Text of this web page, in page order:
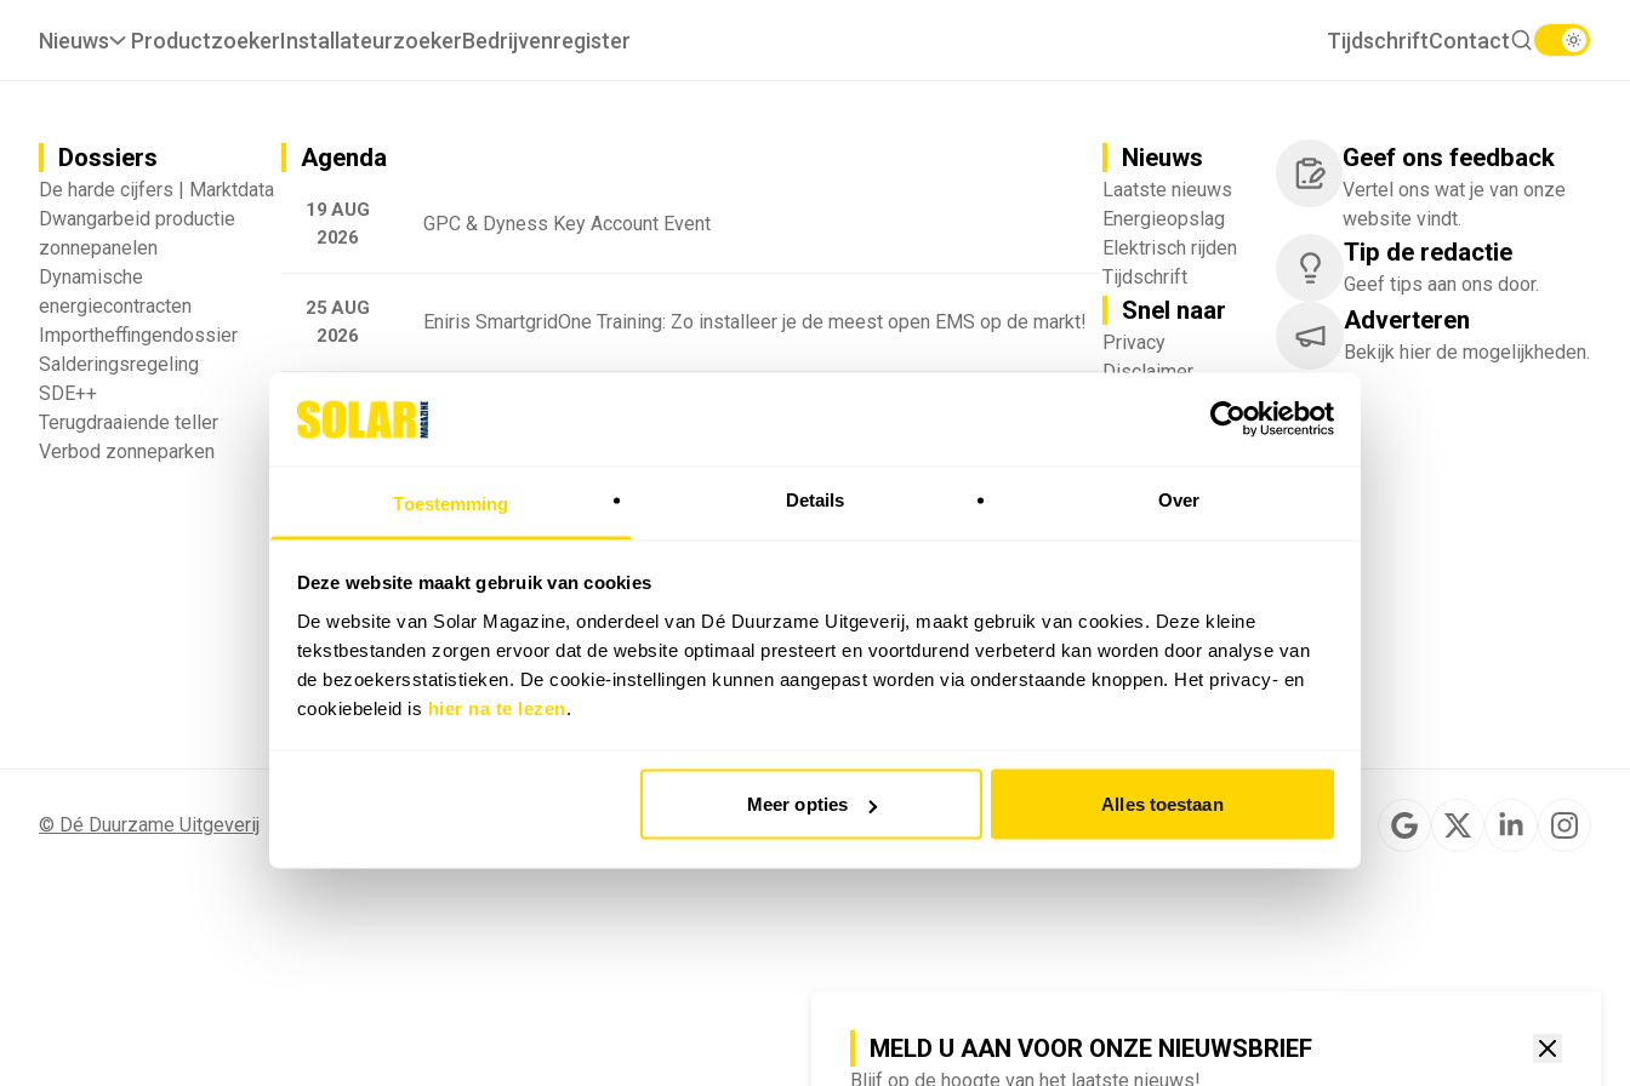
Toestemming Details Over
Deze website maakt gebruik van cookies
De website van Solar Magazine, onderdeel van Dé Duurzame Uitgeverij, maakt gebruik van cookies. Deze kleine
tekstbestanden zorgen ervoor dat de website optimaal presteert en voortdurend verbeterd kan worden door analyse van
de bezoekersstatistieken. De cookie-instellingen kunnen aangepast worden via onderstaande knoppen. Het privacy- en
cookiebeleid is hier na te lezen.
Meer opties Alles toestaan
MELD U AAN VOOR ONZE NIEUWSBRIEF
Blijf op de hoogte van het laatste nieuws!
Nieuws ProductzoekerInstallateurzoekerBedrijvenregister TijdschriftContact
Dossiers
De harde cijfers | Marktdata
Dwangarbeid productie
zonnepanelen
Dynamische
energiecontracten
Importheffingendossier
Salderingsregeling
SDE++
Terugdraaiende teller
Verbod zonneparken
Agenda
19 AUG
2026
GPC & Dyness Key Account Event
25 AUG
2026
Eniris SmartgridOne Training: Zo installeer je de meest open EMS op de markt!
25 AUG
2026
Sigenergy Training - Residentieel
2026
Webinar: Toekomstige batterijprofielen: hoe netbeheerders proberen
batterijgedrag in 2035 te voorspellen
2026
Sunergy Academy | SlimmeRik on Tour
Nieuws
Laatste nieuws
Energieopslag
Elektrisch rijden
Tijdschrift
Snel naar
Privacy
Disclaimer
Vacatures
English
Geef ons feedback
Vertel ons wat je van onze
website vindt.
Tip de redactie
Geef tips aan ons door.
Adverteren
Bekijk hier de mogelijkheden.
© Dé Duurzame Uitgeverij